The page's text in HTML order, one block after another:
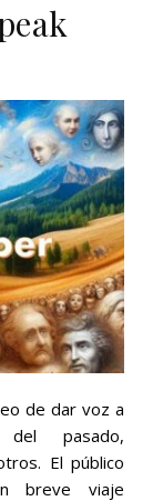
de dar voz a
pasado,
El público
breve viaje